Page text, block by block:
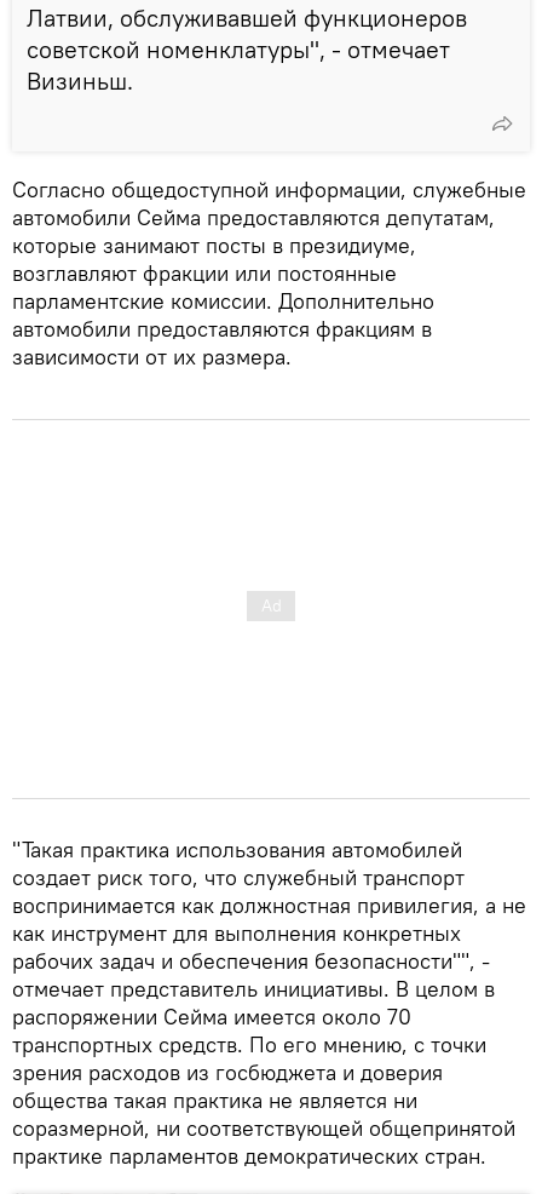
Латвии, обслуживавшей функционеров
советской номенклатуры", - отмечает
Визиньш.
Согласно общедоступной информации, служебные
автомобили Сейма предоставляются депутатам,
которые занимают посты в президиуме,
возглавляют фракции или постоянные
парламентские комиссии. Дополнительно
автомобили предоставляются фракциям в
зависимости от их размера.
"Такая практика использования автомобилей
создает риск того, что служебный транспорт
воспринимается как должностная привилегия, а не
как инструмент для выполнения конкретных
рабочих задач и обеспечения безопасности"", -
отмечает представитель инициативы. В целом в
распоряжении Сейма имеется около 70
транспортных средств. По его мнению, с точки
зрения расходов из госбюджета и доверия
общества такая практика не является ни
соразмерной, ни соответствующей общепринятой
практике парламентов демократических стран.